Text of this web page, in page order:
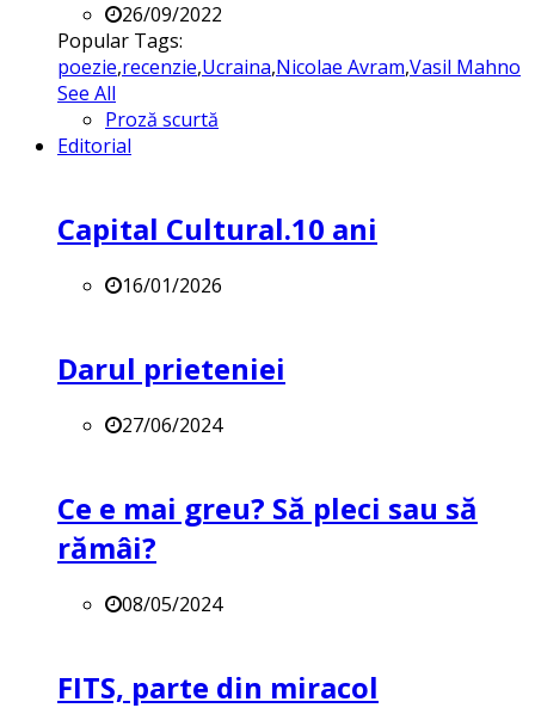
26/09/2022
Popular Tags:
poezie,recenzie,Ucraina,Nicolae Avram,Vasil Mahno
See All
Proză scurtă
Editorial
Capital Cultural.10 ani
16/01/2026
Darul prieteniei
27/06/2024
Ce e mai greu? Să pleci sau să
rămâi?
08/05/2024
FITS, parte din miracol